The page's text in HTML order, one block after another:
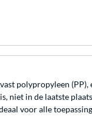
polypropyleen
niet in de laatste
voor alle